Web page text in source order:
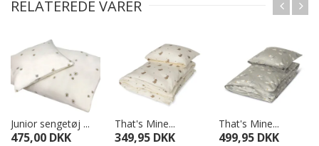
RELATEREDE VARER
Junior sengetøj ...
475,00 DKK
That's Mine...
349,95 DKK
That's Mine...
499,95 DKK